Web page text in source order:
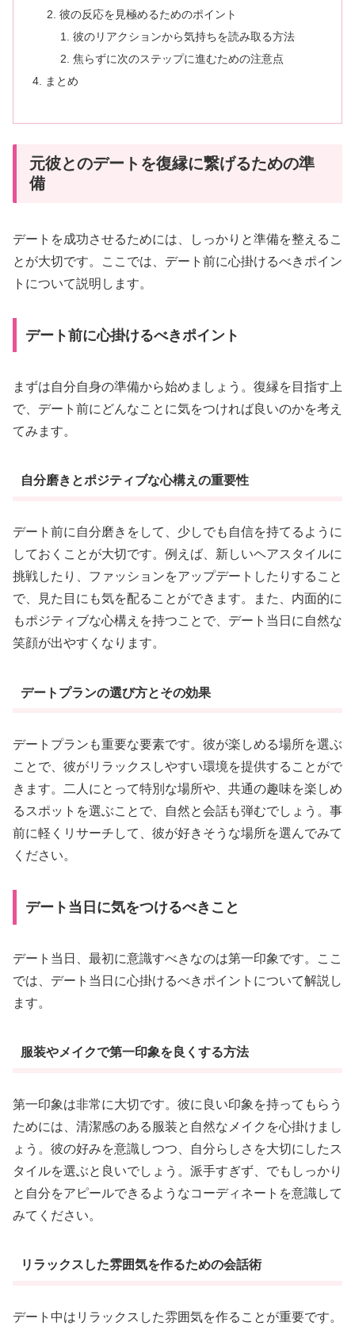
彼の反応を見極めるためのポイント
彼のリアクションから気持ちを読み取る方法
焦らずに次のステップに進むための注意点
まとめ
元彼とのデートを復縁に繋げるための準
備
デートを成功させるためには、しっかりと準備を整えるこ
とが大切です。ここでは、デート前に心掛けるべきポイン
トについて説明します。
デート前に心掛けるべきポイント
まずは自分自身の準備から始めましょう。復縁を目指す上
で、デート前にどんなことに気をつければ良いのかを考え
てみます。
自分磨きとポジティブな心構えの重要性
デート前に自分磨きをして、少しでも自信を持てるように
しておくことが大切です。例えば、新しいヘアスタイルに
挑戦したり、ファッションをアップデートしたりすること
で、見た目にも気を配ることができます。また、内面的に
もポジティブな心構えを持つことで、デート当日に自然な
笑顔が出やすくなります。
デートプランの選び方とその効果
デートプランも重要な要素です。彼が楽しめる場所を選ぶ
ことで、彼がリラックスしやすい環境を提供することがで
きます。二人にとって特別な場所や、共通の趣味を楽しめ
るスポットを選ぶことで、自然と会話も弾むでしょう。事
前に軽くリサーチして、彼が好きそうな場所を選んでみて
ください。
デート当日に気をつけるべきこと
デート当日、最初に意識すべきなのは第一印象です。ここ
では、デート当日に心掛けるべきポイントについて解説し
ます。
服装やメイクで第一印象を良くする方法
第一印象は非常に大切です。彼に良い印象を持ってもらう
ためには、清潔感のある服装と自然なメイクを心掛けまし
ょう。彼の好みを意識しつつ、自分らしさを大切にしたス
タイルを選ぶと良いでしょう。派手すぎず、でもしっかり
と自分をアピールできるようなコーディネートを意識して
みてください。
リラックスした雰囲気を作るための会話術
デート中はリラックスした雰囲気を作ることが重要です。